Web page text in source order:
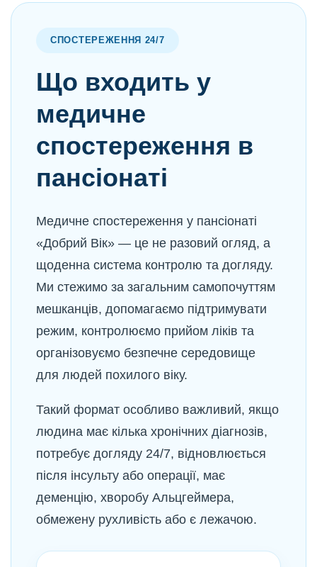
СПОСТЕРЕЖЕННЯ 24/7
Що входить у
медичне
спостереження в
пансіонаті
Медичне спостереження у пансіонаті
«Добрий Вік» — це не разовий огляд, а
щоденна система контролю та догляду.
Ми стежимо за загальним самопочуттям
мешканців, допомагаємо підтримувати
режим, контролюємо прийом ліків та
організовуємо безпечне середовище
для людей похилого віку.
Такий формат особливо важливий, якщо
людина має кілька хронічних діагнозів,
потребує догляду 24/7, відновлюється
після інсульту або операції, має
деменцію, хворобу Альцгеймера,
обмежену рухливість або є лежачою.